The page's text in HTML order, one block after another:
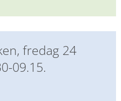
fredag 24
09.15.